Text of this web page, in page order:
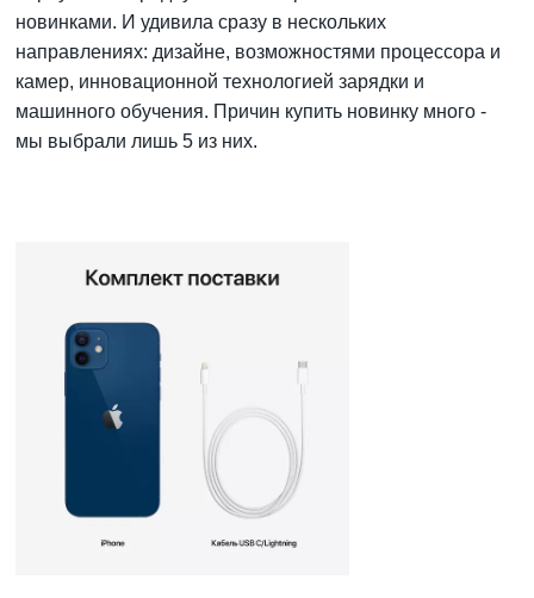
новинками. И удивила сразу в нескольких
направлениях: дизайне, возможностями процессора и
камер, инновационной технологией зарядки и
машинного обучения. Причин купить новинку много -
мы выбрали лишь 5 из них.